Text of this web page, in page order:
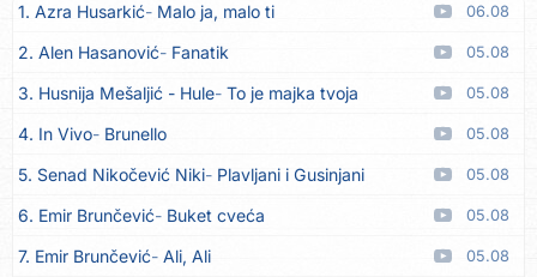
1. Azra Husarkić Malo ja, malo ti 06.08
2. Alen Hasanović Fanatik 05.08
3. Husnija Mešaljić - Hule To je majka tvoja 05.08
4. In Vivo Brunello 05.08
5. Senad Nikočević Niki Plavljani i Gusinjani 05.08
6. Emir Brunčević Buket cveća 05.08
7. Emir Brunčević Ali, Ali 05.08